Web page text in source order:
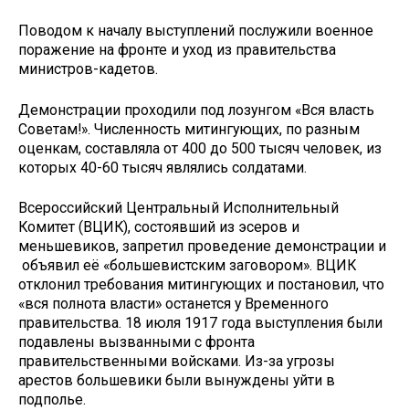
Поводом к началу выступлений послужили военное
поражение на фронте и уход из правительства
министров-кадетов.
Демонстрации проходили под лозунгом «Вся власть
Советам!». Численность митингующих, по разным
оценкам, составляла от 400 до 500 тысяч человек, из
которых 40-60 тысяч являлись солдатами.
Всероссийский Центральный Исполнительный
Комитет (ВЦИК), состоявший из эсеров и
меньшевиков, запретил проведение демонстрации и
объявил её «большевистским заговором». ВЦИК
отклонил требования митингующих и постановил, что
«вся полнота власти» останется у Временного
правительства. 18 июля 1917 года выступления были
подавлены вызванными с фронта
правительственными войсками. Из-за угрозы
арестов боль­шевики были вынуждены уйти в
подполье.